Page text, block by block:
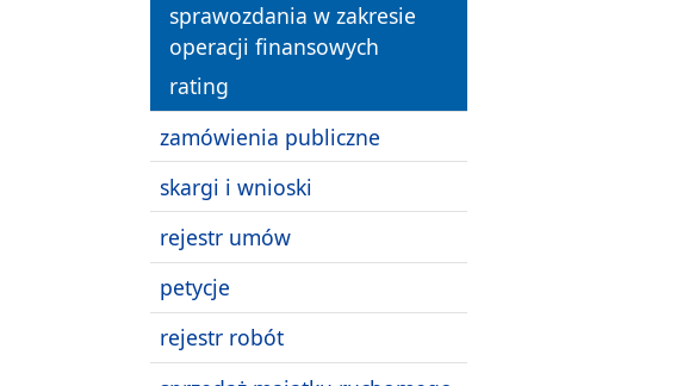
sprawozdania w zakresie
operacji finansowych
rating
zamówienia publiczne
skargi i wnioski
rejestr umów
petycje
rejestr robót